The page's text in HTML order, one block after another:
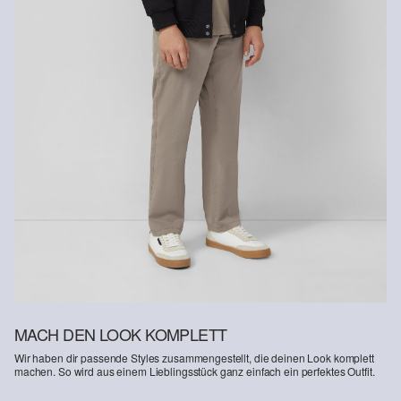
MACH DEN LOOK KOMPLETT
Wir haben dir passende Styles zusammengestellt, die deinen Look komplett
machen. So wird aus einem Lieblingsstück ganz einfach ein perfektes Outfit.